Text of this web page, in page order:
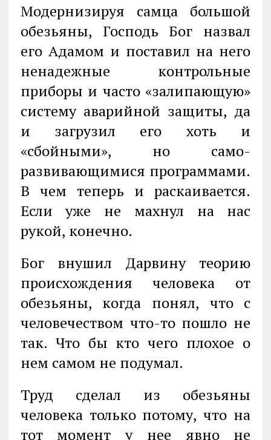
Модернизируя самца большой
обезьяны, Господь Бог назвал
его Адамом и поставил на него
ненадежные контрольные
приборы и часто «залипающую»
систему аварийной защиты, да
и загрузил его хоть и
«сбойными», но само­
развивающимися программами.
В чем теперь и раскаивается.
Если уже не махнул на нас
рукой, конечно.
Бог внушил Дарвину теорию
происхождения человека от
обезьяны, когда по­нял, что с
человечеством что-то пошло не
так. Что бы кто чего плохое о
нем самом не подумал.
Труд сделал из обезьяны
человека только потому, что на
тот момент у нее явно не